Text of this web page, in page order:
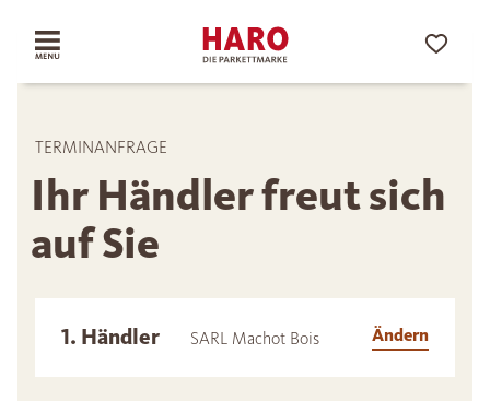
TERMINANFRAGE
Ihr Händler freut sich
auf Sie
1. Händler SARL Machot Bois Ändern